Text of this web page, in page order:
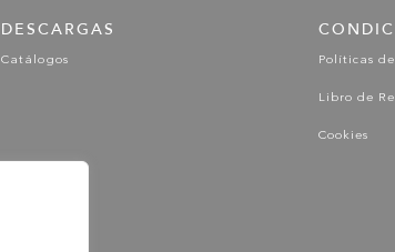
DESCARGAS
Catálogos Políticas
Libro de
Cookies